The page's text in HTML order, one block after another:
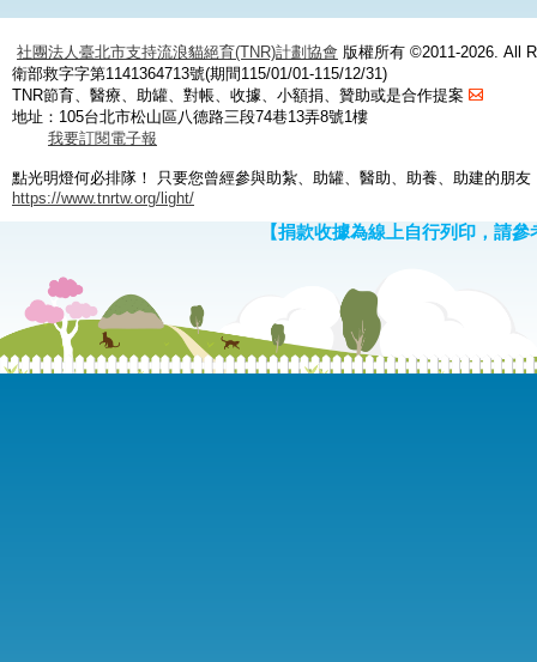
社團法人臺北市支持流浪貓絕育(TNR)計劃協會 版權所有 ©2011-2026. All
衛部救字字第1141364713號(期間115/01/01-115/12/31)
TNR節育、醫療、助罐、對帳、收據、小額捐、贊助或是合作提案
地址：105台北市松山區八德路三段74巷13弄8號1樓
我要訂閱電子報
點光明燈何必排隊！ 只要您曾經參與助紮、助罐、醫助、助養、助建的朋
https://www.tnrtw.org/light/
【捐款收據為線上自行列印，請參